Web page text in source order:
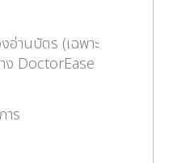
อ่านบัตร (เฉพาะ
ง DoctorEase
าร